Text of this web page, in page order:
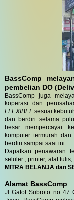
BassComp
pembelian DO
BassComp juga
koperasi dan
FLEXIBEL sesuai
dan berdiri selama
besar mempercayai
komputer termurah dan
berdiri sampai saat ini.
Dapatkan penawaran
seluler , printer, alat
MITRA BELANJA dan
Alamat BassComp
Jl Gatot Subroto no 47